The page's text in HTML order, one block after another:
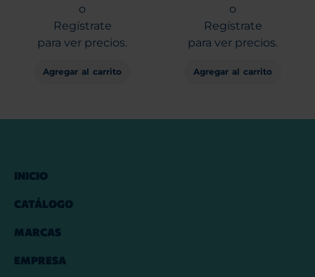
o
Regístrate
para ver precios.
Agregar al carrito
o
Regístrate
para ver precios.
Agregar al carrito
INICIO
CATÁLOGO
MARCAS
EMPRESA